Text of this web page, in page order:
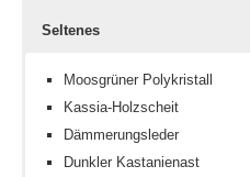
Seltenes
Moosgrüner Polykristall
Kassia-Holzscheit
Dämmerungsleder
Dunkler Kastanienast